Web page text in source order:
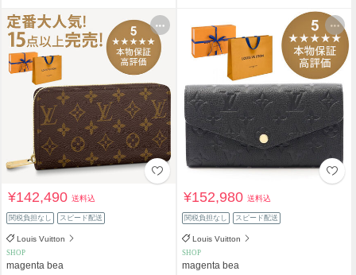
¥142,490送料込
関税負担なし スピード配送
Louis Vuitton
SHOP
magenta bea
¥152,980送料込
関税負担なし スピード配送
Louis Vuitton
SHOP
magenta bea